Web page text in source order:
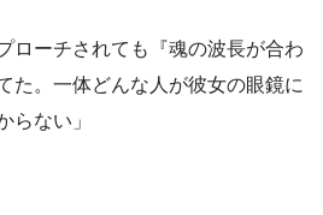
ローチされても『魂の波長が合わ
た。一体どんな人が彼女の眼鏡に
らない」